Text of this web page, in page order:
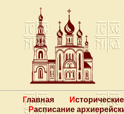
Главная
Расписание